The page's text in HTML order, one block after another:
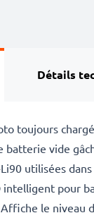
Détails
toujours
batterie vide
utilisées
intelligent pour
le niveau